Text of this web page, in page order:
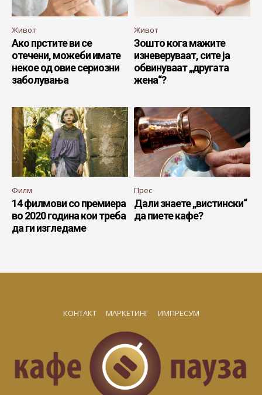
Живот
Ако прстите ви се
отечени, можеби имате
некое од овие сериозни
заболувања
Живот
Зошто кога мажите
изневеруваат, сите ја
обвинуваат „другата
жена“?
Филм
14 филмови со премиера
во 2020 година кои треба
да ги изгледаме
Прес
Дали знаете „вистински“
да пиете кафе?
КОНТАКТ МАРКЕТИНГ ИМПРЕСУМ